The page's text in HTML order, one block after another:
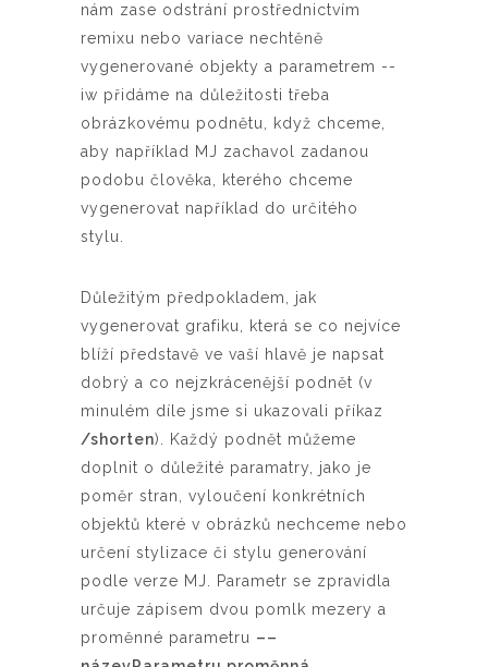
nám zase odstrání prostřednictvím
remixu nebo variace nechtěně
vygenerované objekty a parametrem --
iw přidáme na důležitosti třeba
obrázkovému podnětu, když chceme,
aby například MJ zachavol zadanou
podobu člověka, kterého chceme
vygenerovat například do určitého
stylu.
Důležitým předpokladem, jak
vygenerovat grafiku, která se co nejvíce
blíží představě ve vaší hlavě je napsat
dobrý a co nejzkrácenější podnět (v
minulém díle jsme si ukazovali příkaz
/shorten). Každý podnět můžeme
doplnit o důležité paramatry, jako je
poměr stran, vyloučení konkrétních
objektů které v obrázků nechceme nebo
určení stylizace či stylu generování
podle verze MJ. Parametr se zpravidla
určuje zápisem dvou pomlk mezery a
proměnné parametru ––